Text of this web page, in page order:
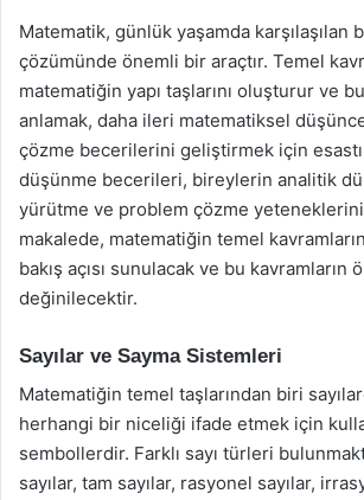
Matematik, günlük yaşamda karşılaşılan
çözümünde önemli bir araçtır. Temel
matematiğin yapı taşlarını oluşturur ve
anlamak, daha ileri matematiksel
çözme becerilerini geliştirmek için
düşünme becerileri, bireylerin analitik
yürütme ve problem çözme yeteneklerini
makalede, matematiğin temel
bakış açısı sunulacak ve bu kavramların
değinilecektir.
Sayılar ve Sayma Sistemleri
Matematiğin temel taşlarından biri
herhangi bir niceliği ifade etmek için
sembollerdir. Farklı sayı türleri
sayılar, tam sayılar, rasyonel sayılar,